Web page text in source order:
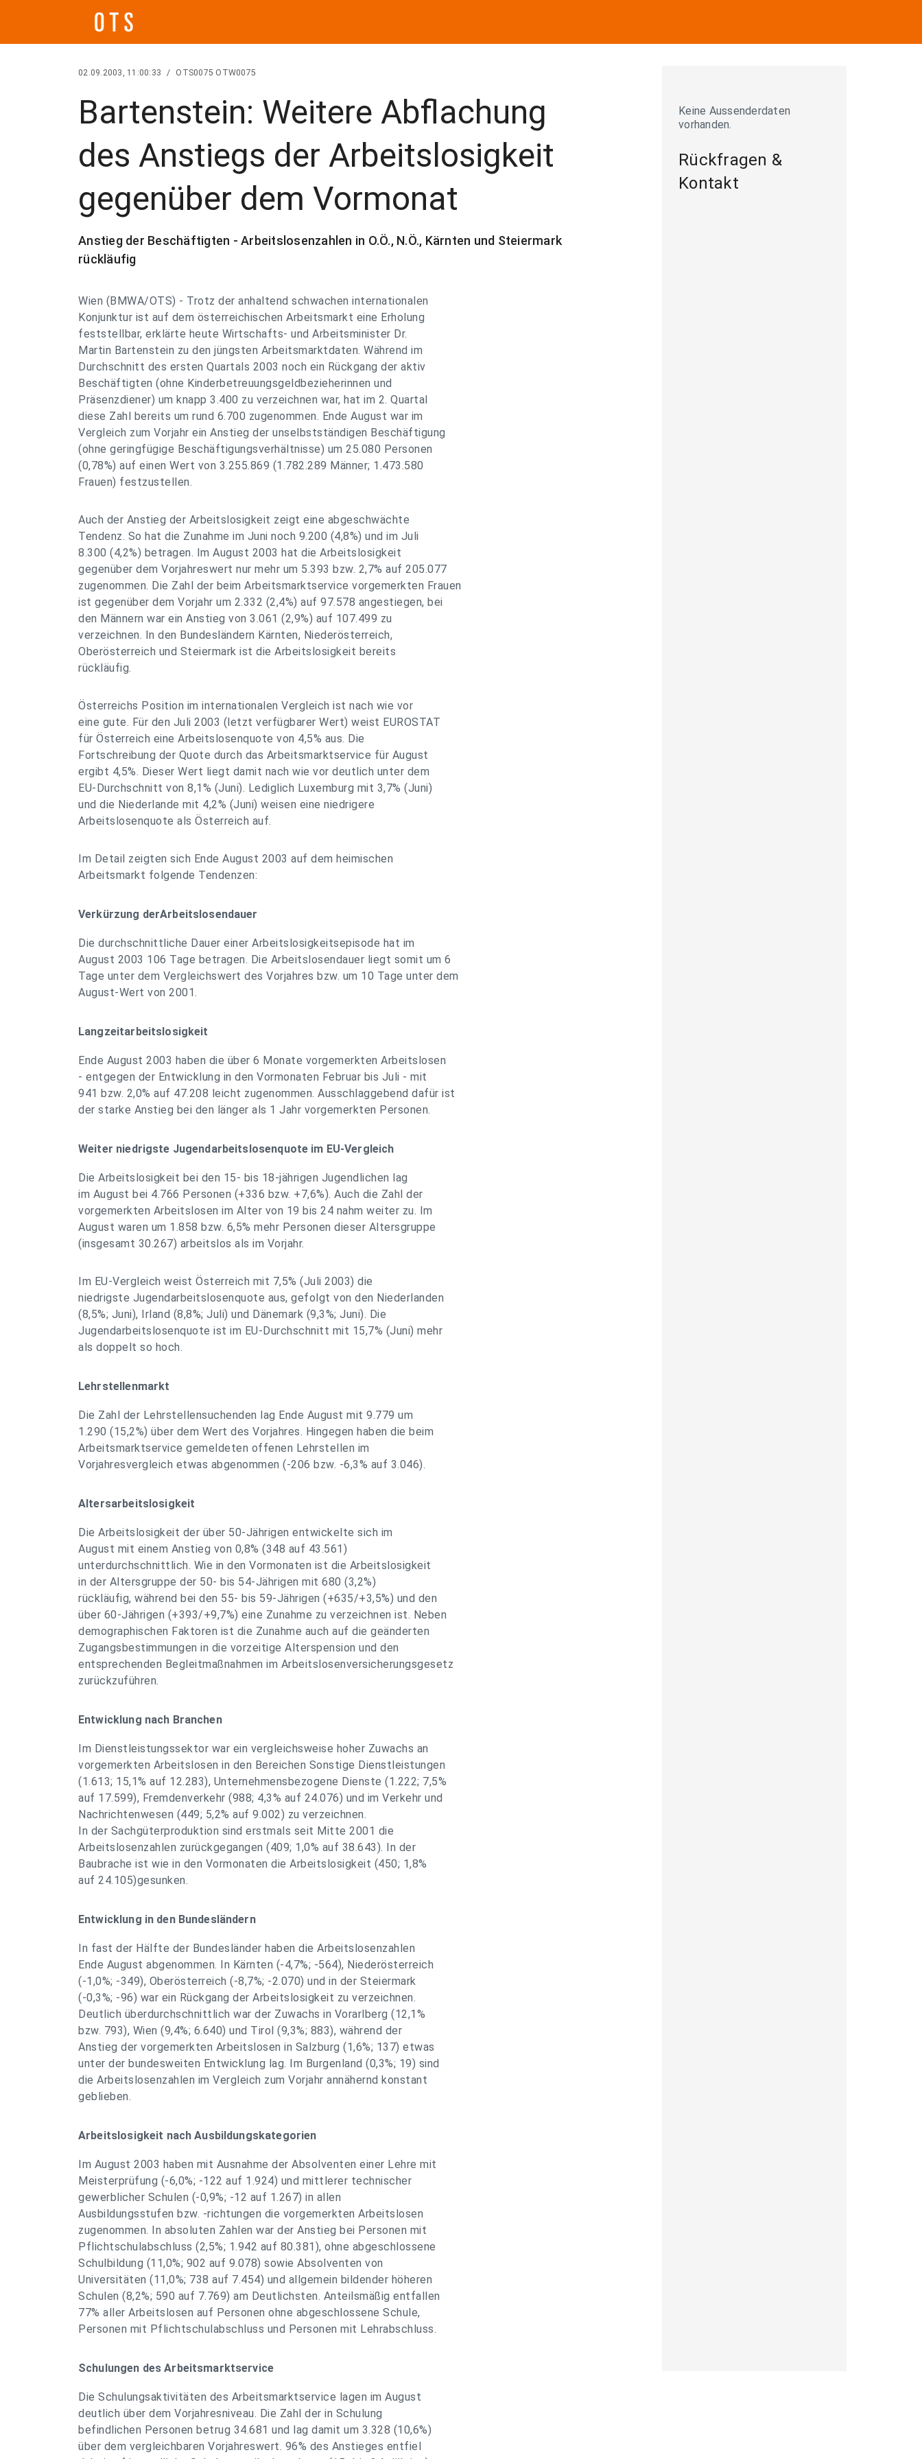
02.09.2003, 11:00:33 / OTS0075 OTW0075
Bartenstein: Weitere Abflachung
des Anstiegs der Arbeitslosigkeit
gegenüber dem Vormonat
Anstieg der Beschäftigten - Arbeitslosenzahlen in O.Ö., N.Ö., Kärnten und Steiermark
rückläufig
Wien (BMWA/OTS) - Trotz der anhaltend schwachen internationalen
Konjunktur ist auf dem österreichischen Arbeitsmarkt eine Erholung
feststellbar, erklärte heute Wirtschafts- und Arbeitsminister Dr.
Martin Bartenstein zu den jüngsten Arbeitsmarktdaten. Während im
Durchschnitt des ersten Quartals 2003 noch ein Rückgang der aktiv
Beschäftigten (ohne Kinderbetreuungsgeldbezieherinnen und
Präsenzdiener) um knapp 3.400 zu verzeichnen war, hat im 2. Quartal
diese Zahl bereits um rund 6.700 zugenommen. Ende August war im
Vergleich zum Vorjahr ein Anstieg der unselbstständigen Beschäftigung
(ohne geringfügige Beschäftigungsverhältnisse) um 25.080 Personen
(0,78%) auf einen Wert von 3.255.869 (1.782.289 Männer; 1.473.580
Frauen) festzustellen.
Auch der Anstieg der Arbeitslosigkeit zeigt eine abgeschwächte
Tendenz. So hat die Zunahme im Juni noch 9.200 (4,8%) und im Juli
8.300 (4,2%) betragen. Im August 2003 hat die Arbeitslosigkeit
gegenüber dem Vorjahreswert nur mehr um 5.393 bzw. 2,7% auf 205.077
zugenommen. Die Zahl der beim Arbeitsmarktservice vorgemerkten Frauen
ist gegenüber dem Vorjahr um 2.332 (2,4%) auf 97.578 angestiegen, bei
den Männern war ein Anstieg von 3.061 (2,9%) auf 107.499 zu
verzeichnen. In den Bundesländern Kärnten, Niederösterreich,
Oberösterreich und Steiermark ist die Arbeitslosigkeit bereits
rückläufig.
Österreichs Position im internationalen Vergleich ist nach wie vor
eine gute. Für den Juli 2003 (letzt verfügbarer Wert) weist EUROSTAT
für Österreich eine Arbeitslosenquote von 4,5% aus. Die
Fortschreibung der Quote durch das Arbeitsmarktservice für August
ergibt 4,5%. Dieser Wert liegt damit nach wie vor deutlich unter dem
EU-Durchschnitt von 8,1% (Juni). Lediglich Luxemburg mit 3,7% (Juni)
und die Niederlande mit 4,2% (Juni) weisen eine niedrigere
Arbeitslosenquote als Österreich auf.
Im Detail zeigten sich Ende August 2003 auf dem heimischen
Arbeitsmarkt folgende Tendenzen:
Verkürzung derArbeitslosendauer
Die durchschnittliche Dauer einer Arbeitslosigkeitsepisode hat im
August 2003 106 Tage betragen. Die Arbeitslosendauer liegt somit um 6
Tage unter dem Vergleichswert des Vorjahres bzw. um 10 Tage unter dem
August-Wert von 2001.
Langzeitarbeitslosigkeit
Ende August 2003 haben die über 6 Monate vorgemerkten Arbeitslosen
- entgegen der Entwicklung in den Vormonaten Februar bis Juli - mit
941 bzw. 2,0% auf 47.208 leicht zugenommen. Ausschlaggebend dafür ist
der starke Anstieg bei den länger als 1 Jahr vorgemerkten Personen.
Weiter niedrigste Jugendarbeitslosenquote im EU-Vergleich
Die Arbeitslosigkeit bei den 15- bis 18-jährigen Jugendlichen lag
im August bei 4.766 Personen (+336 bzw. +7,6%). Auch die Zahl der
vorgemerkten Arbeitslosen im Alter von 19 bis 24 nahm weiter zu. Im
August waren um 1.858 bzw. 6,5% mehr Personen dieser Altersgruppe
(insgesamt 30.267) arbeitslos als im Vorjahr.
Im EU-Vergleich weist Österreich mit 7,5% (Juli 2003) die
niedrigste Jugendarbeitslosenquote aus, gefolgt von den Niederlanden
(8,5%; Juni), Irland (8,8%; Juli) und Dänemark (9,3%; Juni). Die
Jugendarbeitslosenquote ist im EU-Durchschnitt mit 15,7% (Juni) mehr
als doppelt so hoch.
Lehrstellenmarkt
Die Zahl der Lehrstellensuchenden lag Ende August mit 9.779 um
1.290 (15,2%) über dem Wert des Vorjahres. Hingegen haben die beim
Arbeitsmarktservice gemeldeten offenen Lehrstellen im
Vorjahresvergleich etwas abgenommen (-206 bzw. -6,3% auf 3.046).
Altersarbeitslosigkeit
Die Arbeitslosigkeit der über 50-Jährigen entwickelte sich im
August mit einem Anstieg von 0,8% (348 auf 43.561)
unterdurchschnittlich. Wie in den Vormonaten ist die Arbeitslosigkeit
in der Altersgruppe der 50- bis 54-Jährigen mit 680 (3,2%)
rückläufig, während bei den 55- bis 59-Jährigen (+635/+3,5%) und den
über 60-Jährigen (+393/+9,7%) eine Zunahme zu verzeichnen ist. Neben
demographischen Faktoren ist die Zunahme auch auf die geänderten
Zugangsbestimmungen in die vorzeitige Alterspension und den
entsprechenden Begleitmaßnahmen im Arbeitslosenversicherungsgesetz
zurückzuführen.
Entwicklung nach Branchen
Im Dienstleistungssektor war ein vergleichsweise hoher Zuwachs an
vorgemerkten Arbeitslosen in den Bereichen Sonstige Dienstleistungen
(1.613; 15,1% auf 12.283), Unternehmensbezogene Dienste (1.222; 7,5%
auf 17.599), Fremdenverkehr (988; 4,3% auf 24.076) und im Verkehr und
Nachrichtenwesen (449; 5,2% auf 9.002) zu verzeichnen.
In der Sachgüterproduktion sind erstmals seit Mitte 2001 die
Arbeitslosenzahlen zurückgegangen (409; 1,0% auf 38.643). In der
Baubrache ist wie in den Vormonaten die Arbeitslosigkeit (450; 1,8%
auf 24.105)gesunken.
Entwicklung in den Bundesländern
In fast der Hälfte der Bundesländer haben die Arbeitslosenzahlen
Ende August abgenommen. In Kärnten (-4,7%; -564), Niederösterreich
(-1,0%; -349), Oberösterreich (-8,7%; -2.070) und in der Steiermark
(-0,3%; -96) war ein Rückgang der Arbeitslosigkeit zu verzeichnen.
Deutlich überdurchschnittlich war der Zuwachs in Vorarlberg (12,1%
bzw. 793), Wien (9,4%; 6.640) und Tirol (9,3%; 883), während der
Anstieg der vorgemerkten Arbeitslosen in Salzburg (1,6%; 137) etwas
unter der bundesweiten Entwicklung lag. Im Burgenland (0,3%; 19) sind
die Arbeitslosenzahlen im Vergleich zum Vorjahr annähernd konstant
geblieben.
Arbeitslosigkeit nach Ausbildungskategorien
Im August 2003 haben mit Ausnahme der Absolventen einer Lehre mit
Meisterprüfung (-6,0%; -122 auf 1.924) und mittlerer technischer
gewerblicher Schulen (-0,9%; -12 auf 1.267) in allen
Ausbildungsstufen bzw. -richtungen die vorgemerkten Arbeitslosen
zugenommen. In absoluten Zahlen war der Anstieg bei Personen mit
Pflichtschulabschluss (2,5%; 1.942 auf 80.381), ohne abgeschlossene
Schulbildung (11,0%; 902 auf 9.078) sowie Absolventen von
Universitäten (11,0%; 738 auf 7.454) und allgemein bildender höheren
Schulen (8,2%; 590 auf 7.769) am Deutlichsten. Anteilsmäßig entfallen
77% aller Arbeitslosen auf Personen ohne abgeschlossene Schule,
Personen mit Pflichtschulabschluss und Personen mit Lehrabschluss.
Schulungen des Arbeitsmarktservice
Die Schulungsaktivitäten des Arbeitsmarktservice lagen im August
deutlich über dem Vorjahresniveau. Die Zahl der in Schulung
befindlichen Personen betrug 34.681 und lag damit um 3.328 (10,6%)
über dem vergleichbaren Vorjahreswert. 96% des Anstieges entfiel
Keine Aussenderdaten
vorhanden.
Rückfragen &
Kontakt